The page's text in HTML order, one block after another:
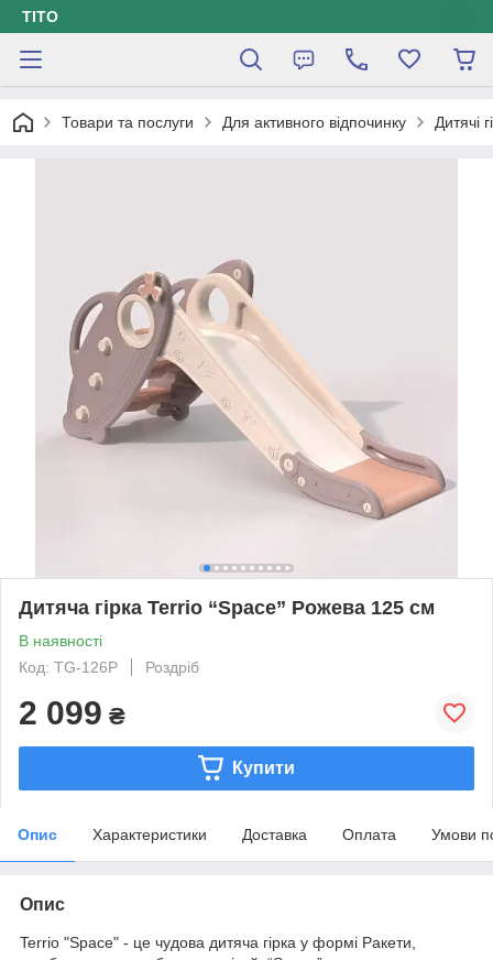
ТІТО
Товари та послуги Для активного відпочинку Дитячі
Дитяча гірка Terrio “Space” Рожева 125 см
В наявності
Код: TG-126P
Роздріб
2 099 ₴
Купити
Опис Характеристики Доставка Оплата Умови
Опис
Terrio "Space" - це чудова дитяча гірка у формі Ракети,